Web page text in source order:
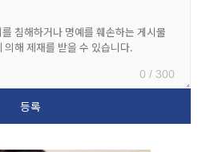
0 / 300